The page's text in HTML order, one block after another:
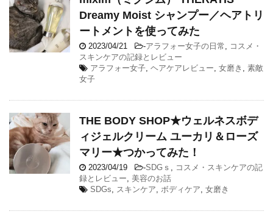
Dreamy Moist シャンプー／ヘアトリ
ートメントを使ってみた
2023/04/21 -アラフォー女子の日常
コスメ・
スキンケアの記録とレビュー
アラフォー女子 ヘアケアレビュー 女磨き
素敵
女子
THE BODY SHOP★ウェルネスボデ
ィジェルクリーム ユーカリ＆ローズ
マリー★つかってみた！
2023/04/19 -SDGｓ
コスメ・スキンケアの記
録とレビュー
美容のお話
SDGs
スキンケア ボディケア 女磨き